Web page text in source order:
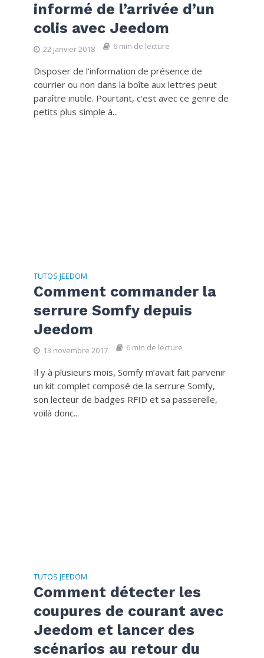
informé de l’arrivée d’un
colis avec Jeedom
22 janvier 2018 6 min de lecture
Disposer de l'information de présence de
courrier ou non dans la boîte aux lettres peut
paraître inutile. Pourtant, c'est avec ce genre de
petits plus simple à...
TUTOS JEEDOM
Comment commander la
serrure Somfy depuis
Jeedom
13 novembre 2017 6 min de lecture
Il y à plusieurs mois, Somfy m’avait fait parvenir
un kit complet composé de la serrure Somfy,
son lecteur de badges RFID et sa passerelle,
voilà donc...
TUTOS JEEDOM
Comment détecter les
coupures de courant avec
Jeedom et lancer des
scénarios au retour du